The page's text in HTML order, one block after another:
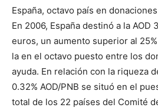
España, octavo país en donaciones
En 2006, España destinó a la AOD
euros, un aumento superior al
la en el octavo puesto entre los
ayuda. En relación con la riqueza
0.32% AOD/PNB se situó en el
total de los 22 países del Comité